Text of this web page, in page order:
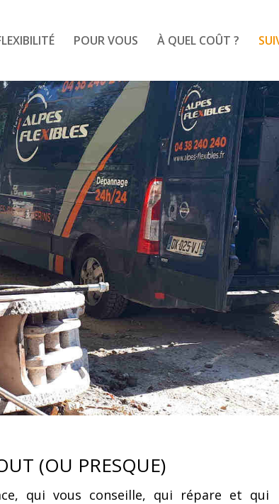
POUR VOUS À QUEL COÛT ?
(OU PRESQUE)
qui vous conseille, qui répare et qui